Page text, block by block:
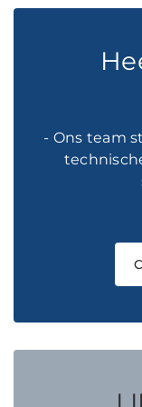
- Ons team